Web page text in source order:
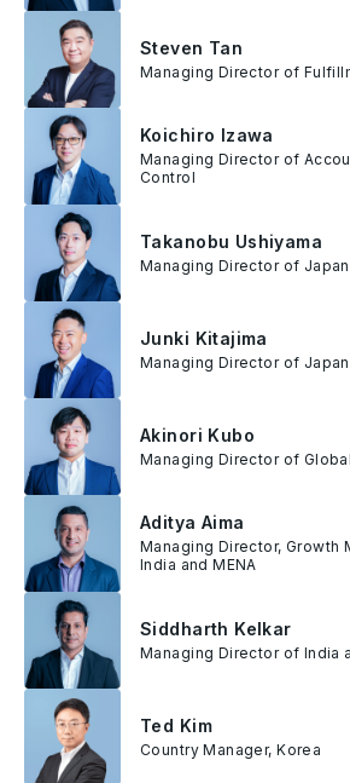
Steven Tan
Managing Director of
Koichiro Izawa
Managing Director of
Control
Takanobu Ushiyama
Managing Director of Japan
Junki Kitajima
Managing Director of Japan
Akinori Kubo
Managing Director of
Aditya Aima
Managing Director, Growth
India and MENA
Siddharth Kelkar
Managing Director of India
Ted Kim
Country Manager, Korea